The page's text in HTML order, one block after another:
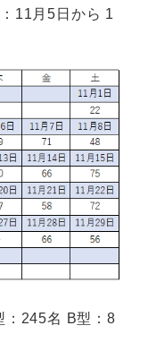
11月5日から 1
：245名 B型：8